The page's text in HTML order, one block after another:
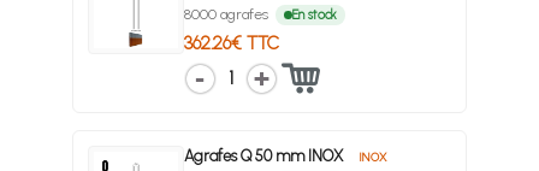
8000 agrafes En stock
362.26€ TTC
1
Agrafes Q 50 mm INOX INOX